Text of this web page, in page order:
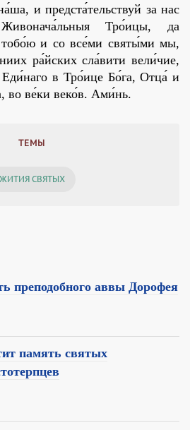
и предста́тельствуй за нас
Тро́ицы, да
тобо́ю и со все́ми святы́ми мы,
ра́йских сла́вити вели́чие,
Еди́наго в Тро́ице Бо́га, Отца́ и
во ве́ки веко́в. Ами́нь.
ТЕМЫ
ЖИТИЯ СВЯТЫХ
преподобного аввы Дорофея
память святых